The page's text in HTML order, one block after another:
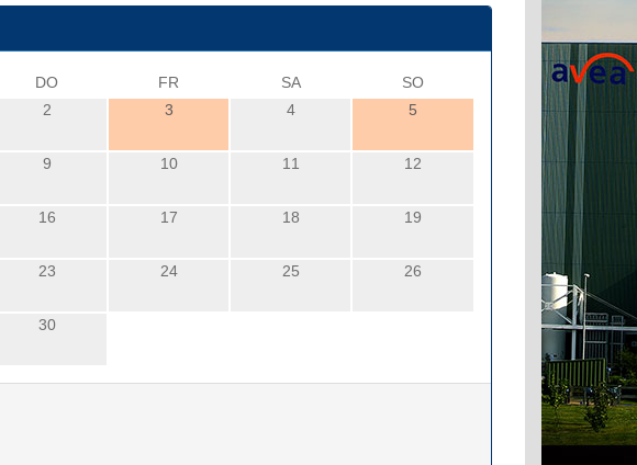
DO FR SA
SO
2 3 4 5
9 10 11 12
16 17 18 19
23 24 25 26
30